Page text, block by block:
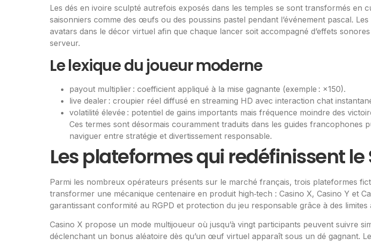
Les dés en ivoire sculpté autrefois exposés dans les temples se sont transformés en
saisonniers comme des œufs ou des poussins pastel pendant l’événement pascal.
avatars dans le décor virtuel afin que chaque lancer soit accompagné d’effets
serveur.
Le lexique du joueur moderne
payout multiplier : coefficient appliqué à la mise gagnante (exemple : ×150).
live dealer : croupier réel diffusé en streaming HD avec interaction chat
volatilité élevée : potentiel de gains importants mais fréquence moindre des
Ces termes sont désormais couramment traduits dans les guides francophones
naviguer entre stratégie et divertissement responsable.
Les plateformes qui redéfinissent le
Parmi les nombreux opérateurs présents sur le marché français, trois plateformes
transformer une mécanique centenaire en produit high‑tech : Casino X, Casino Y et
garantissant conformité au RGPD et protection du jeu responsable grâce à des limites
Casino X propose un mode multijoueur où jusqu’à vingt participants peuvent suivre
déclenchant un bonus aléatoire dès qu’un œuf virtuel apparaît sous un dé gagnant.